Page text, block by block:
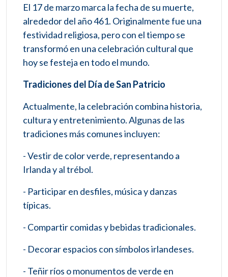
El 17 de marzo marca la fecha de su muerte,
alrededor del año 461. Originalmente fue una
festividad religiosa, pero con el tiempo se
transformó en una celebración cultural que
hoy se festeja en todo el mundo.
Tradiciones del Día de San Patricio
Actualmente, la celebración combina historia,
cultura y entretenimiento. Algunas de las
tradiciones más comunes incluyen:
- Vestir de color verde, representando a
Irlanda y al trébol.
- Participar en desfiles, música y danzas
típicas.
- Compartir comidas y bebidas tradicionales.
- Decorar espacios con símbolos irlandeses.
- Teñir ríos o monumentos de verde en